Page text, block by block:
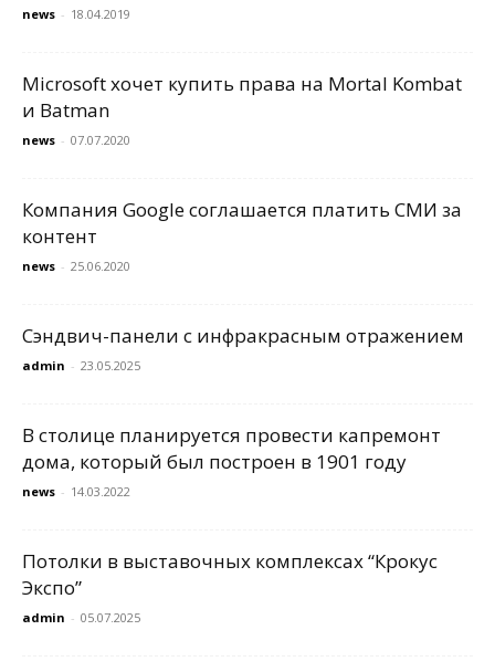
news - 18.04.2019
Microsoft хочет купить права на Mortal Kombat
и Batman
news - 07.07.2020
Компания Google соглашается платить СМИ за
контент
news - 25.06.2020
Сэндвич-панели с инфракрасным отражением
admin - 23.05.2025
В столице планируется провести капремонт
дома, который был построен в 1901 году
news - 14.03.2022
Потолки в выставочных комплексах “Крокус
Экспо”
admin - 05.07.2025